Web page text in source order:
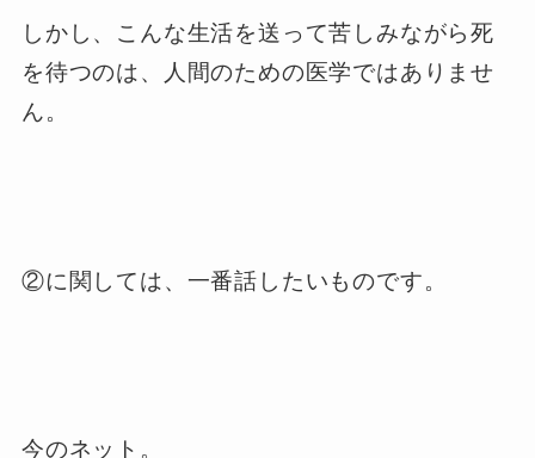
しかし、こんな生活を送って苦しみながら死
を待つのは、人間のための医学ではありませ
ん。
②に関しては、一番話したいものです。
今のネット。